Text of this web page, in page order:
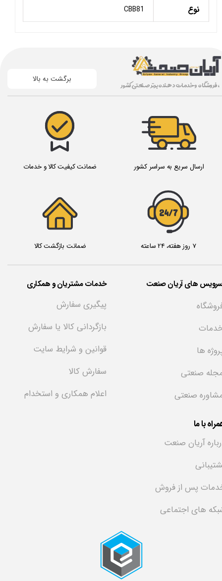
نوع CBB81
7 روز هفته، 24 ساعته ضمانت بازگشت کالا
ضمانت کیفیت کالا و خدمات
برگشت به بالا ، فروشگاه و خدمات دهنده برتر صنعتی کشور
های آریان صنعت خدمات مشتریان و همکاری
با ما
ها
صنعتی
صنعتی
پیگیری سفارش
بازگردانی کالا یا سفارش
قوانین و شرایط سایت
سفارش کالا
اعلام همکاری و استخدام
آریان صنعت
پس از فروش
های اجتماعی
ارسال سریع به سراسر کشور
24/7